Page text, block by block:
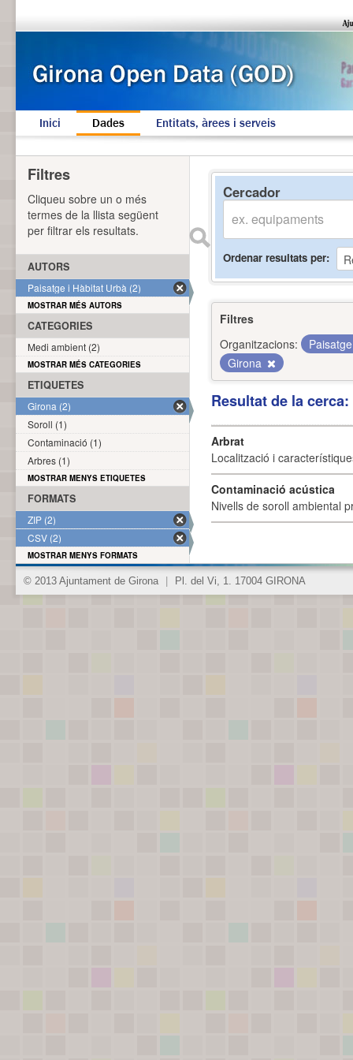
Inici Dades Entitats, àrees i serveis
Cercador
Ordenar resultats per
Filtres
Organitzacions:
Girona
Resultat de la
Arbrat
Localització i
Contaminació acústica
Nivells de soroll ambiental
Filtres
Cliqueu sobre un o més
termes de la llista següent
per filtrar els resultats.
AUTORS
Paisatge i Hàbitat Urbà (2)
MOSTRAR MÉS AUTORS
CATEGORIES
Medi ambient (2)
MOSTRAR MÉS CATEGORIES
ETIQUETES
Girona (2)
Soroll (1)
Contaminació (1)
Arbres (1)
MOSTRAR MENYS ETIQUETES
FORMATS
ZIP (2)
CSV (2)
MOSTRAR MENYS FORMATS
© 2013 Ajuntament de Girona Pl. del Vi, 1. 17004 GIRONA